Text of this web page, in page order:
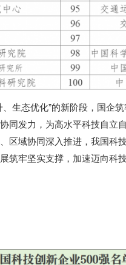
生态优化”的新阶段，国企
同发力，为高水平科技自立
区域协同深入推进，我国科
筑牢坚实支撑，加速迈向科